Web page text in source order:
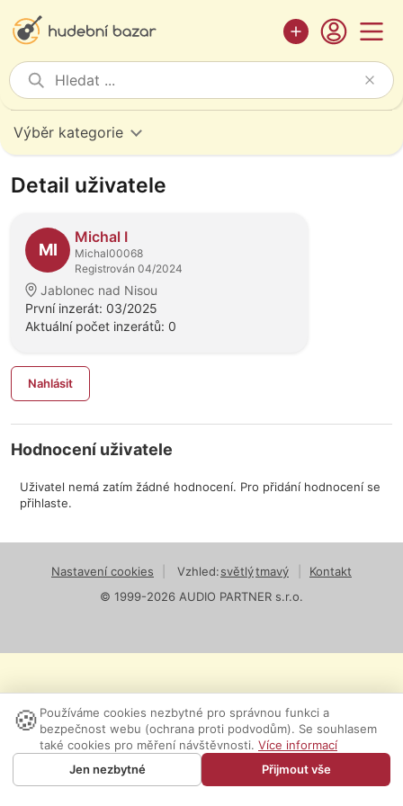
Výběr kategorie
Detail uživatele
MI
Michal I
Michal00068
Registrován 04/2024
Jablonec nad Nisou
První inzerát: 03/2025
Aktuální počet inzerátů: 0
Nahlásit
Hodnocení uživatele
Uživatel nemá zatím žádné hodnocení. Pro přidání hodnocení se
přihlaste.
Nastavení cookies Vzhled:světlýtmavý
Kontakt
© 1999-2026 AUDIO PARTNER s.r.o.
🍪 Používáme cookies nezbytné pro správnou funkci a
bezpečnost webu (ochrana proti podvodům). Se souhlasem
také cookies pro měření návštěvnosti. Více informací
Jen nezbytné
Přijmout vše